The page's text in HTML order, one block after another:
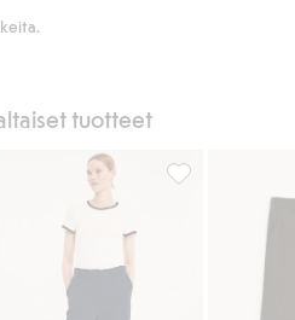
tuotteet
Lisää suosikkeihin